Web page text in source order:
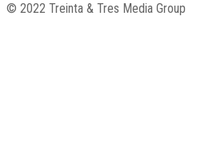
© 2022 Treinta & Tres Media Group